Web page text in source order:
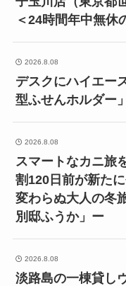
＜24時間年中無休
2026.8.08
デスクにハイエー
型ふせんホルダー
2026.8.08
スマートなカニ旅
割120日前が新た
変わらぬ大人の冬
別邸ふうか」ー
2026.8.08
淡路島の一棟貸し